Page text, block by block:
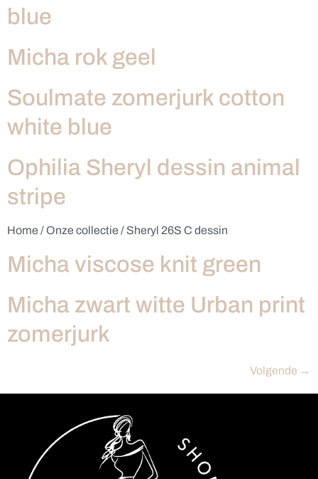
blue
Micha rok geel
Soulmate zomerjurk cotton
white blue
Ophilia Sheryl dessin animal
stripe
Home / Onze collectie / Sheryl 26S C dessin
Micha viscose knit green
Micha zwart witte Urban print
zomerjurk
Volgende →